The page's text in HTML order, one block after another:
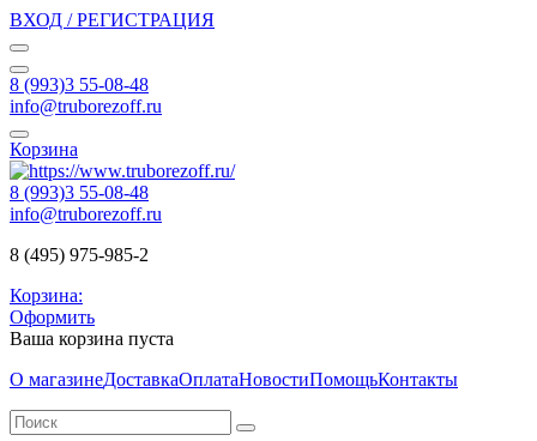
ВХОД / РЕГИСТРАЦИЯ
8 (993)3 55-08-48
info@truborezoff.ru
Корзина
8 (993)3 55-08-48
info@truborezoff.ru
8 (495) 975-985-2
Корзина:
Оформить
Ваша корзина пуста
О магазинеДоставкаОплатаНовостиПомощьКонтакты